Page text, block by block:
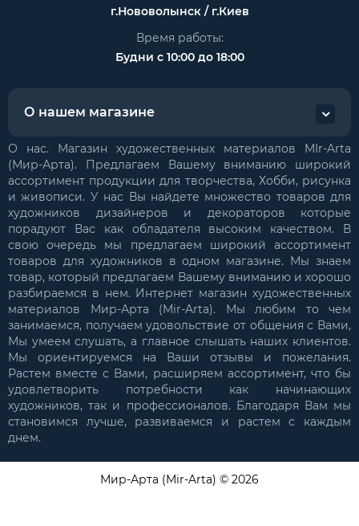
г.Нововолынск / г.Киев
Время работы:
Будни с 10:00 до 18:00
О нашем магазине
О нас. Магазин художественных материалов MIr-Arta
(Мир-Арта). Предлагаем Вашему вниманию широкий
ассортимент продукции для творчества, Хобби, рисунка
и живописи. У нас Вы найдете множество товаров для
художников дизайнеров и декораторов которые
порадуют Вас как обладателя высоким качеством. В
свою очередь мы предлагаем широкий ассортимент
товаров для художников в одном магазине. Мы знаем
товар, который предлагаем Вашему вниманию и хорошо
разбираемся в нем. Интернет магазин художественных
материалов Мир-Арта (Mir-Arta). Мы любим то чем
занимаемся, получаем удовольствие от общения с Вами,
Мы умеем слушать, а главное слышать наших клиентов.
Мы ориентируемся на Ваши отзывы и пожелания.
Растем вместе с Вами, расширяем ассортимент, что бы
удовлетворить потребности как начинающих
художников, так и профессионалов. Благодаря Вам мы
становимся лучше, развиваемся и растем с каждым
днем.
Мир-Арта (Mir-Arta) © 2026